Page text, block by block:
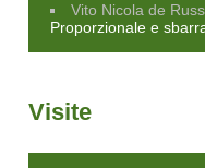
Vito Nicola de
Proporzionale e
Visite